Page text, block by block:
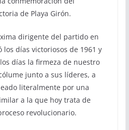
de Playa Girón.
dirigente del partido en
días victoriosos de 1961 y
días la firmeza de nuestro
junto a sus líderes, a
literalmente por una
a la que hoy trata de
revolucionario.